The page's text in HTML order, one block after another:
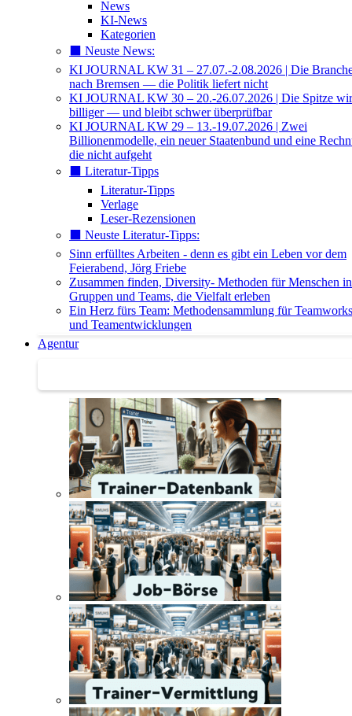
News
KI-News
Kategorien
⬛️ Neuste News:
KI JOURNAL KW 31 – 27.07.-2.08.2026 | Die
nach Bremsen — die Politik liefert nicht
KI JOURNAL KW 30 – 20.-26.07.2026 | Die Spitze
billiger — und bleibt schwer überprüfbar
KI JOURNAL KW 29 – 13.-19.07.2026 | Zwei
Billionenmodelle, ein neuer Staatenbund und eine
die nicht aufgeht
⬛️ Literatur-Tipps
Literatur-Tipps
Verlage
Leser-Rezensionen
⬛️ Neuste Literatur-Tipps:
Sinn erfülltes Arbeiten - denn es gibt ein Leben vor dem
Feierabend, Jörg Friebe
Zusammen finden, Diversity- Methoden für Menschen in
Gruppen und Teams, die Vielfalt erleben
Ein Herz fürs Team: Methodensammlung für
und Teamentwicklungen
Agentur